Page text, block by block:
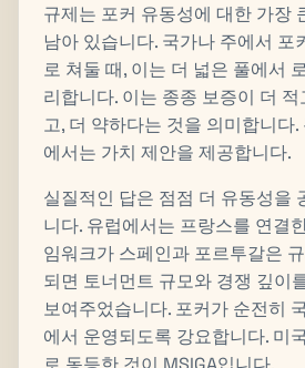
규제는 포커 유동성에 대한 가장
남아 있습니다. 국가나 주에서 포
로 쳐둘 때, 이는 더 넓은 풀에서
리합니다. 이는 종종 보증이 더 적
고, 더 약하다는 것을 의미합니다
에서는 가치 제안을 제공합니다.
실질적인 답은 점점 더 유동성을
니다. 유럽에서는 프랑스를 연결
임워크가 스페인과 포르투갈은
되면 토너먼트 규모와 경쟁 깊이
보여주었습니다. 포커가 순전히
에서 운영되도록 강요합니다. 미